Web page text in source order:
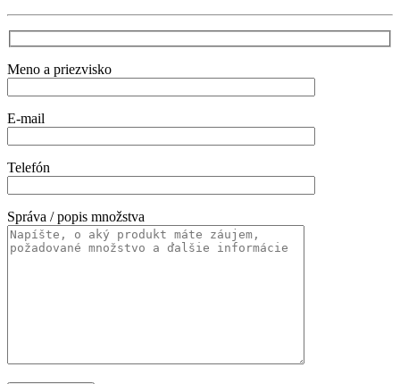
Meno a priezvisko
E-mail
Telefón
Správa / popis množstva